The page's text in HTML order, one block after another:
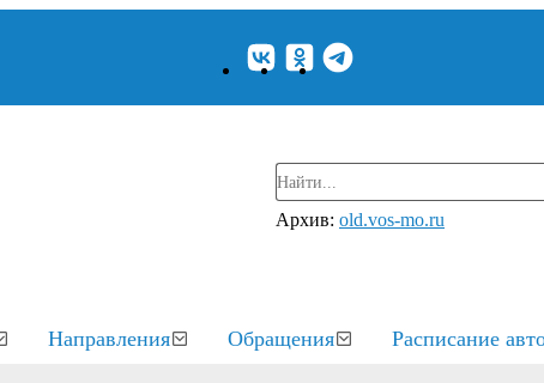
Архив: old.vos-mo.ru
Направления Обращения Расписание